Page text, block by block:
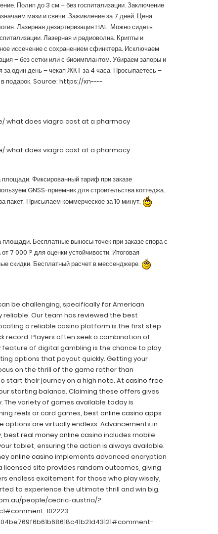
Полип до 3 см – без госпитализации. Заключение
мази и свечи. Заживление за 7 дней. Цена
Лазерная дезартеризация HAL. Можно сидеть
Лазерная и радиоволна. Крипты и
иссечение с сохранением сфинктера. Исключаем
– без сетки или с биоимплантом. Убираем запоры и
за один день – чекап ЖКТ за 4 часа. Просыпаетесь –
в подарок. Source: https://xn----
what does viagra cost at a pharmacy
what does viagra cost at a pharmacy
площади. Фиксированный тариф при заказе
GNSS-приемник для строительства коттеджа.
пакет. Присылаем коммерческое за 10 минут.
Бесплатные выносы точек при заказе спора с
7 000 ? для оценки устойчивости. Итоговая
скидки. Бесплатный расчет в мессенджере.
be challenging, specifically for American
reliable. Our team has reviewed the best
a reliable casino platform is the first step.
record. Players often seek a combination of
feature of digital gambling is the chance to play
options that payout quickly. Getting your
on the thrill of the game rather than
start their journey on a high note. At casino free
starting balance. Claiming these offers gives
The variety of games available today is
reels or card games, best online casino apps
are virtually endless. Advancements in
best real money online casino includes mobile
tablet, ensuring the action is always available.
online casino implements advanced encryption
site provides random outcomes, giving
endless excitement for those who play wisely,
to experience the ultimate thrill and win big.
people/cedric-austria/?
102223